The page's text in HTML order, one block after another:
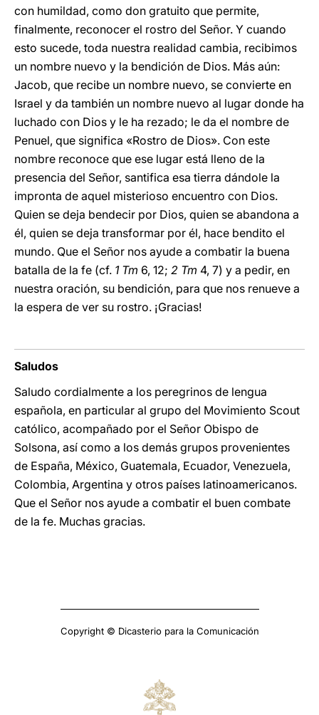
con humildad, como don gratuito que permite,
finalmente, reconocer el rostro del Señor. Y cuando
esto sucede, toda nuestra realidad cambia, recibimos
un nombre nuevo y la bendición de Dios. Más aún:
Jacob, que recibe un nombre nuevo, se convierte en
Israel y da también un nombre nuevo al lugar donde ha
luchado con Dios y le ha rezado; le da el nombre de
Penuel, que significa «Rostro de Dios». Con este
nombre reconoce que ese lugar está lleno de la
presencia del Señor, santifica esa tierra dándole la
impronta de aquel misterioso encuentro con Dios.
Quien se deja bendecir por Dios, quien se abandona a
él, quien se deja transformar por él, hace bendito el
mundo. Que el Señor nos ayude a combatir la buena
batalla de la fe (cf. 1 Tm 6, 12; 2 Tm 4, 7) y a pedir, en
nuestra oración, su bendición, para que nos renueve a
la espera de ver su rostro. ¡Gracias!
Saludos
Saludo cordialmente a los peregrinos de lengua
española, en particular al grupo del Movimiento Scout
católico, acompañado por el Señor Obispo de
Solsona, así como a los demás grupos provenientes
de España, México, Guatemala, Ecuador, Venezuela,
Colombia, Argentina y otros países latinoamericanos.
Que el Señor nos ayude a combatir el buen combate
de la fe. Muchas gracias.
Copyright © Dicasterio para la Comunicación